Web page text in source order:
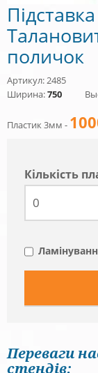
поличок
Артикул: 2485
Ширина:750
Пластик 3мм -
Кiлькiсть
Переваги
стендів: